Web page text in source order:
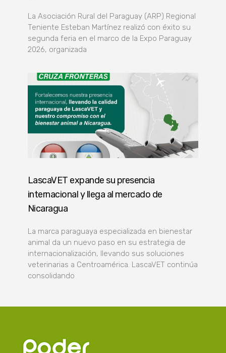
La Asociación Rural del Paraguay (ARP) Regional
Teniente Esteban Martínez realizó con éxito su
segunda feria en el marco de la Expo Paraguay
2026, organizada
LascaVET expande su presencia
internacional y llega al mercado de
Nicaragua
La marca paraguaya especializada en bienestar
animal da un nuevo paso en su estrategia de
internacionalización, llevando sus soluciones
veterinarias a Centroamérica. LascaVET continúa
consolidando